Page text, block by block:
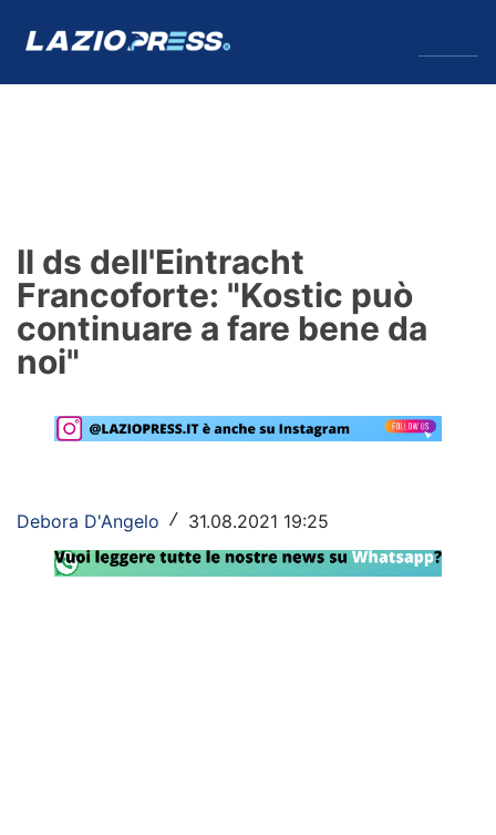
Formello
Infortuni
Primavera
Calciomercato
Rassegna Lazio
Social
Il ds dell'Eintracht
Francoforte: "Kostic può
continuare a fare bene da
noi"
Debora D'Angelo / 31.08.2021 19:25